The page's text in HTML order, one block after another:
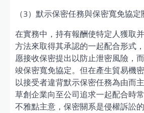
（3）默示保密任務與保密寬免協
在實務中，持有報酬使特定人獲取
方法來取得其承認的一起配合形式
愿接收保密提出以防止泄密風險，
竣保密寬免協定。但在產生貿易機
以接受者違背默示保密任務為由而
草創企業向至公司追求一起配合時
不雅點主意，保密關系是侵權訴訟